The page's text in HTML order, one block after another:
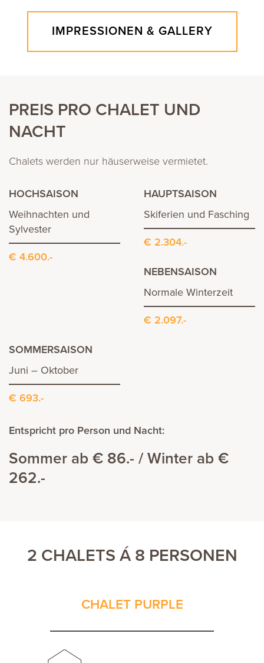
IMPRESSIONEN & GALLERY
PREIS PRO CHALET UND
NACHT
Chalets werden nur häuserweise vermietet.
HOCHSAISON
Weihnachten und
Sylvester
€ 4.600.-
HAUPTSAISON
Skiferien und Fasching
€ 2.304.-
NEBENSAISON
Normale Winterzeit
€ 2.097.-
SOMMERSAISON
Juni – Oktober
€ 693.-
Entspricht pro Person und Nacht:
Sommer ab € 86.- / Winter ab €
262.-
2 CHALETS Á 8 PERSONEN
CHALET PURPLE